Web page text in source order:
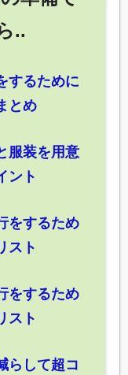
..
するために
とめ
服装を用意
ント
をするため
スト
をするため
スト
らして超コ